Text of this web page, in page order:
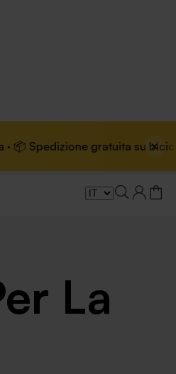
gratuita su biciclette ×
La